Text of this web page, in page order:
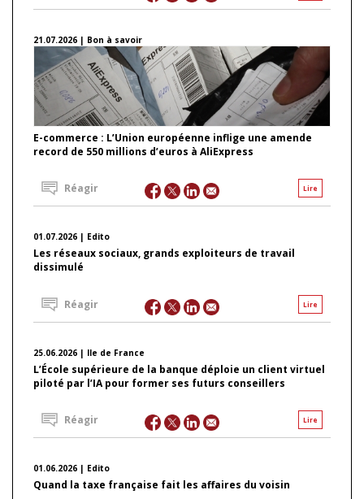
21.07.2026 | Bon à savoir
E-commerce : L’Union européenne inflige une amende
record de 550 millions d’euros à AliExpress
Lire
Réagir
01.07.2026 | Edito
Les réseaux sociaux, grands exploiteurs de travail
dissimulé
Lire
Réagir
25.06.2026 | Ile de France
L’École supérieure de la banque déploie un client virtuel
piloté par l’IA pour former ses futurs conseillers
Lire
Réagir
01.06.2026 | Edito
Quand la taxe française fait les affaires du voisin